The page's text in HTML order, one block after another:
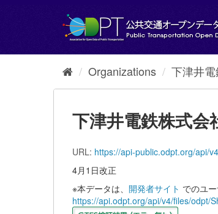
Organizations 下津井
下津井電鉄株式
URL: https://api-public.odpt.org/api/
4月1日改正
※本データは、 開発者サイト でのユ
https://api.odpt.org/api/v4/files/odpt/